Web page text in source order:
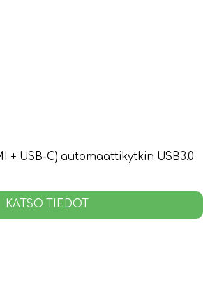
+ USB-C) automaattikytkin USB3.0
KATSO TIEDOT